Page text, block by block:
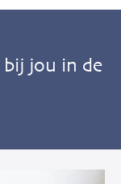
bij jou in de